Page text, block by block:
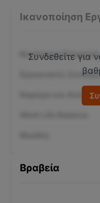
Ικανοποίηση
Κουλτούρα Εταιρείας
Εργασιακές
Καριέρα και Ανέλιξη
Συνδεθείτε για
Βραβεία